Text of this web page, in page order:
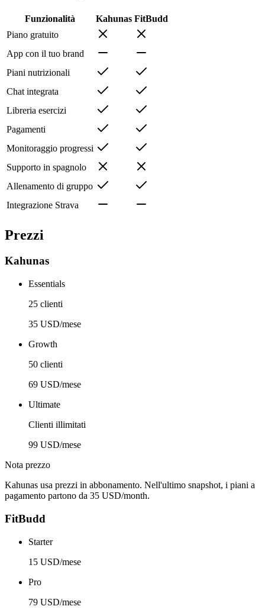
Funzionalità Kahunas FitBudd
Piano gratuito
App con il tuo brand
Piani nutrizionali
Chat integrata
Libreria esercizi
Pagamenti
Monitoraggio progressi
Supporto in spagnolo
Allenamento di gruppo
Integrazione Strava
Prezzi
Kahunas
Essentials
25 clienti
35 USD/mese
Growth
50 clienti
69 USD/mese
Ultimate
Clienti illimitati
99 USD/mese
Nota prezzo
Kahunas usa prezzi in abbonamento. Nell'ultimo snapshot, i piani a
pagamento partono da 35 USD/month.
FitBudd
Starter
15 USD/mese
Pro
79 USD/mese